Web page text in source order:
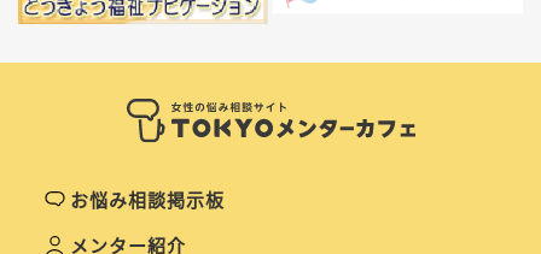
お悩み相談掲示板
メンター紹介